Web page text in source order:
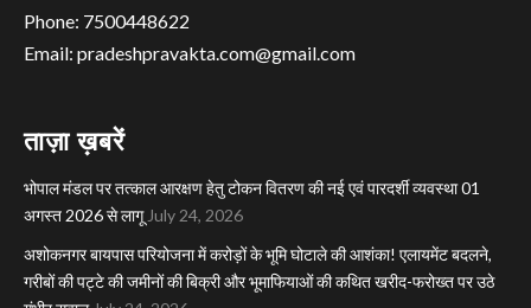
Phone: 7500448622
Email: pradeshpravakta.com@gmail.com
ताज़ा ख़बरें
भोपाल मंडल पर तत्काल आरक्षण हेतु टोकन वितरण की नई एवं पारदर्शी व्यवस्था 01
अगस्त 2026 से लागू July 24, 2026
अशोकनगर बायपास परियोजना में करोड़ों के भूमि घोटाले की आशंका! एलायमेंट बदलने,
गरीबों की पट्टे की जमीनों की बिक्री और भूमाफियाओं की कथित खरीद-फरोख्त पर उठे